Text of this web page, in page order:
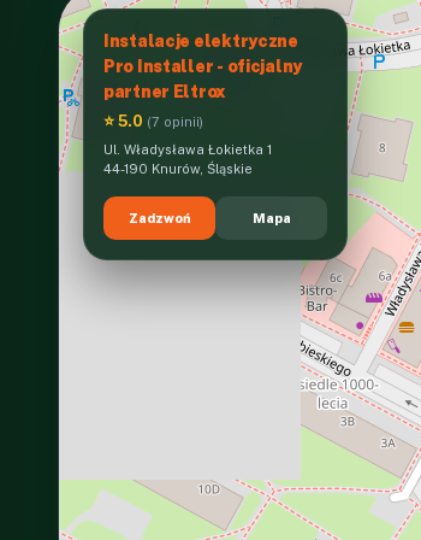
Instalacje elektryczne
Pro Installer - oficjalny
partner Eltrox
⭐ 5.0 (7 opinii)
Ul. Władysława Łokietka 1
44-190 Knurów, Śląskie
Zadzwoń Mapa